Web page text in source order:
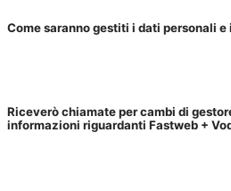
Come saranno gestiti i dati personali e
Riceverò chiamate per cambi di
informazioni riguardanti Fastweb +